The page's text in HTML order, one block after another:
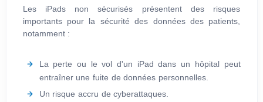
Les iPads non sécurisés présentent des risques
importants pour la sécurité des données des patients,
notamment :
La perte ou le vol d'un iPad dans un hôpital peut
entraîner une fuite de données personnelles.
Un risque accru de cyberattaques.